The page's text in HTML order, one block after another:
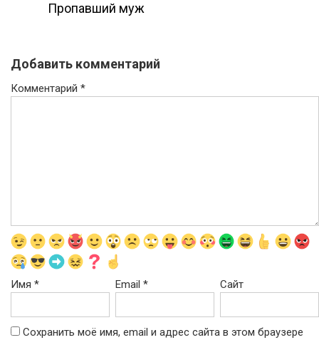
Пропавший муж
Добавить комментарий
Комментарий *
Имя * Email* Сайт
Сохранить моё имя, email и адрес сайта в этом браузере